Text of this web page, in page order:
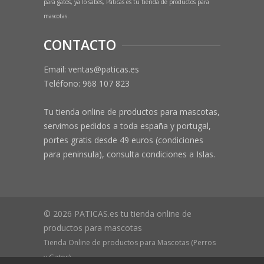
para gatos, ya lo sabes, Paticas es tu tienda de productos para
mascotas.
CONTACTO
Email: ventas@paticas.es
Teléfono: 968 107 823
Tu tienda online de productos para mascotas,
servimos pedidos a toda españa y portugal,
portes gratis desde 49 euros (condiciones
para peninsula), consulta condiciones a Islas.
© 2026 PATICAS.es tu tienda online de
productos para mascotas
Tienda Online de productos para Mascotas (Perros
y Gatos)